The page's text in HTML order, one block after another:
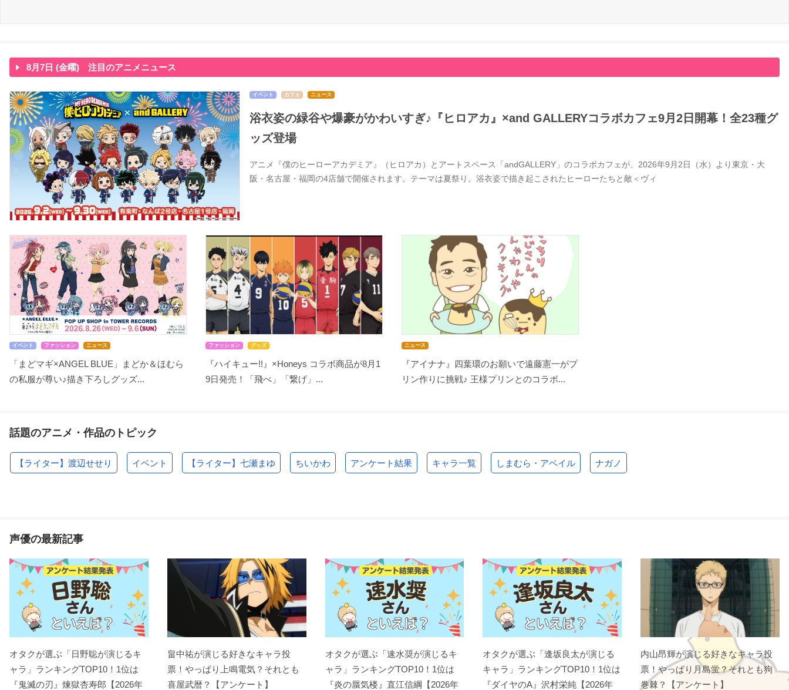
8月7日 (金曜) 注目のアニメニュース
イベント カフェ ニュース
浴衣姿の緑谷や爆豪がかわいすぎ♪『ヒロアカ』×and GALLERYコラボカフェ9月2日開幕！全23種グ
ッズ登場
アニメ『僕のヒーローアカデミア』（ヒロアカ）とアートスペース「andGALLERY」のコラボカフェが、2026年9月2日（水）より東京・大
阪・名古屋・福岡の4店舗で開催されます。テーマは夏祭り。浴衣姿で描き起こされたヒーローたちと敵＜ヴィ
イベント ファッション ニュース
「まどマギ×ANGEL BLUE」まどか＆ほむら
の私服が尊い♪描き下ろしグッズ...
ファッション グッズ
『ハイキュー!!』×Honeys コラボ商品が8月1
9日発売！「飛べ」「繋げ」...
ニュース
『アイナナ』四葉環のお願いで遠藤憲一がプ
リン作りに挑戦♪ 王様プリンとのコラボ...
話題のアニメ・作品のトピック
【ライター】渡辺せせり イベント 【ライター】七瀬まゆ ちいかわ アンケート結果 キャラ一覧 しまむら・アベイル ナガノ
声優の最新記事
オタクが選ぶ「日野聡が演じるキ
ャラ」ランキングTOP10！1位は
『鬼滅の刃』煉󠄁獄杏寿郎【2026年
畠中祐が演じる好きなキャラ投
票！やっぱり上鳴電気？それとも
喜屋武暦？【アンケート】
オタクが選ぶ「速水奨が演じるキ
ャラ」ランキングTOP10！1位は
『炎の蜃気楼』直江信綱【2026年
オタクが選ぶ「逢坂良太が演じる
キャラ」ランキングTOP10！1位は
『ダイヤのA』沢村栄純【2026年
内山昂輝が演じる好きなキャラ投
票！やっぱり月島蛍？それとも狗
巻棘？【アンケート】